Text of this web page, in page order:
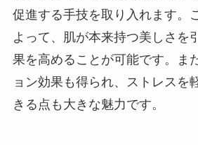
促進する手技を取り入れます。
よって、肌が本来持つ美しさを
果を高めることが可能です。ま
ョン効果も得られ、ストレスを
きる点も大きな魅力です。